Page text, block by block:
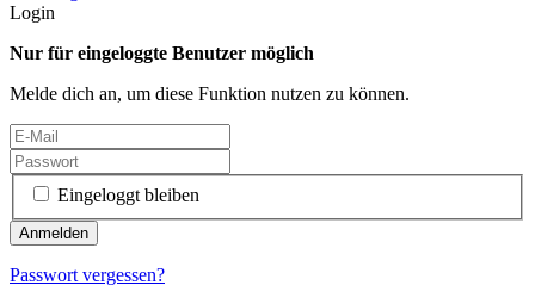
Login
Nur für eingeloggte Benutzer möglich
Melde dich an, um diese Funktion nutzen zu können.
Eingeloggt bleiben
Passwort vergessen?